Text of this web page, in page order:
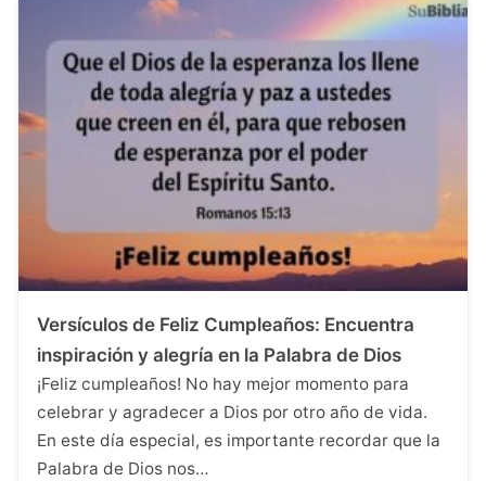
Versículos de Feliz Cumpleaños: Encuentra
inspiración y alegría en la Palabra de Dios
¡Feliz cumpleaños! No hay mejor momento para
celebrar y agradecer a Dios por otro año de vida.
En este día especial, es importante recordar que la
Palabra de Dios nos…